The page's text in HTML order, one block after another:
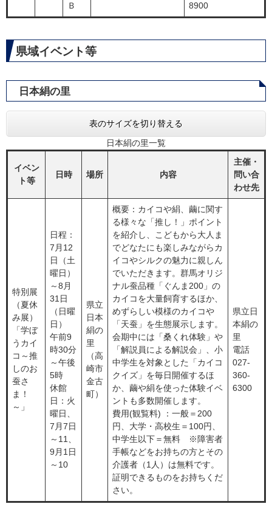
Ｂ 8900
県域イベント等​
日本絹の里​​
表のサイズを切り替える
日本絹の里一覧
イベン
ト等
日時 場所 内容
主催・
問い合
わせ先
特別展
（夏休
み展）
「学ぼ
うカイ
コ～推
しのお
蚕さ
ま！
～」
日程：
7月12
日（土
曜日）
～8月
31日
（日曜
日）
午前9
時30分
～午後
5時
休館
日：火
曜日、
7月7日
～11、
9月1日
～10
県立
日本
絹の
里
（高
崎市
金古
町）
概要：カイコや絹、繭に関す
る様々な「推し！」ポイント
を紹介し、こどもから大人ま
でどなたにも楽しみながらカ
イコやシルクの魅力に親しん
でいただきます。群馬オリジ
ナル蚕品種「ぐんま200」の
カイコを大量飼育するほか、
めずらしい模様のカイコや
「天蚕」を生態展示します。
会期中には「桑くれ体験」や
「解説員による解説会」、小
中学生を対象とした「カイコ
クイズ」を毎日開催するほ
か、繭や絹を使った体験イベ
ントも多数開催します。
費用(観覧料) ：一般＝200
円、大学・高校生＝100円、
中学生以下＝無料 ※障害者
手帳などをお持ちの方とその
介護者（1人）は無料です。
証明できるものをお持ちくだ
さい。
県立日
本絹の
里
電話
027-
360-
6300